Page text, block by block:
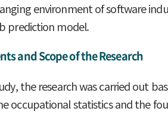
environment of software
prediction model.
and Scope of the Research
the research was carried out
occupational statistics and the